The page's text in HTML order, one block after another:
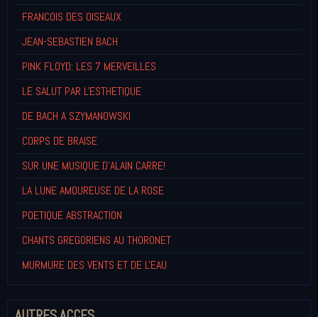
FRANCOIS DES OISEAUX
JEAN-SEBASTIEN BACH
PINK FLOYD: LES 7 MERVEILLES
LE SALUT PAR L'ESTHETIQUE
DE BACH A SZYMANOWSKI
CORPS DE BRAISE
SUR UNE MUSIQUE D'ALAIN CARRE!
LA LUNE AMOUREUSE DE LA ROSE
POETIQUE ABSTRACTION
CHANTS GREGORIENS AU THORONET
MURMURE DES VENTS ET DE L'EAU